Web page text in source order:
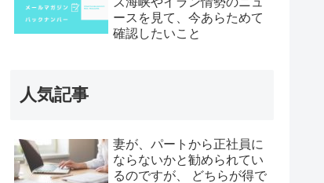
ースを見て、今あらためて
確認したいこと
人気記事
妻が、パートから正社員に
ならないかと勧められてい
るのですが、 どちらが得で